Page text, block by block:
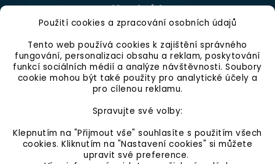
Použití cookies a zpracování osobních údajů
Tento web používá cookies k zajištění správného
fungování, personalizaci obsahu a reklam, poskytování
funkcí sociálních médií a analýze návštěvnosti. Soubory
cookie mohou být také použity pro analytické účely a
pro cílenou reklamu.
Spravujte své volby:
Klepnutím na "Přijmout vše" souhlasíte s použitím všech
cookies. Kliknutím na "Nastavení cookies" si můžete
upravit své preference.
Kontakt
Infolinka
Po - Pá 9:00 - 16:00 hod.
+420 546 210 230
info@gumovepovrchy.cz